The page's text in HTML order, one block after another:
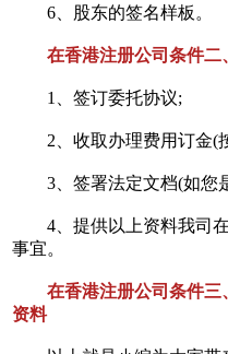
6、股东的签名样板。
在香港注册公司条件二
1、签订委托协议;
2、收取办理费用订金(
3、签署法定文档(如您
4、提供以上资料我司在
事宜。
在香港注册公司条件三
资料